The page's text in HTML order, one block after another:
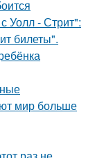
Уолл - Стрит":
билеты".
мир больше